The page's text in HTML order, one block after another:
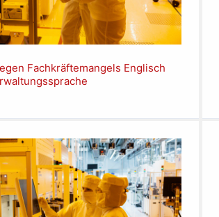
Fachkräftemangels Englisch